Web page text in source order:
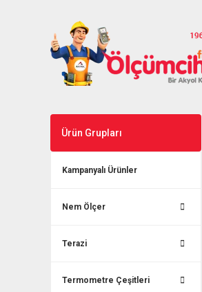
Ürün Grupları
Kampanyalı Ürünler
Nem Ölçer
Terazi
Termometre Çeşitleri